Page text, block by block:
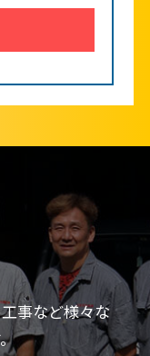
事など様々な